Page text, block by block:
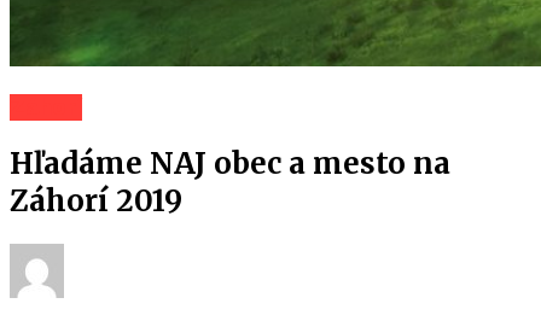
Hľadáme NAJ obec a mesto na
Záhorí 2019